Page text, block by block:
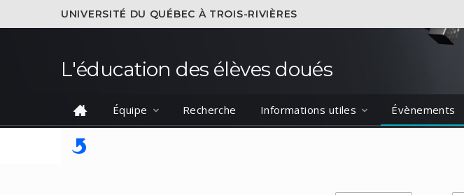
UNIVERSITÉ DU QUÉBEC À TROIS-RIVIÈRES
L'éducation des élèves doués
Équipe Recherche Informations utiles Évènements